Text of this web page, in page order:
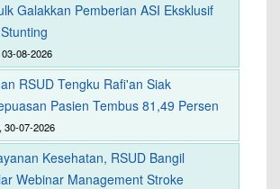
Galakkan Pemberian ASI Eksklusif
08-2026
RSUD Tengku Rafi'an Siak
Pasien Tembus 81,49 Persen
30-07-2026
Kesehatan, RSUD Bangil
Webinar Management Stroke